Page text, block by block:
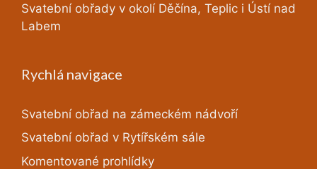
Svatební obřady v okolí Děčína, Teplic i Ústí nad
Labem
Rychlá navigace
Svatební obřad na zámeckém nádvoří
Svatební obřad v Rytířském sále
Komentované prohlídky